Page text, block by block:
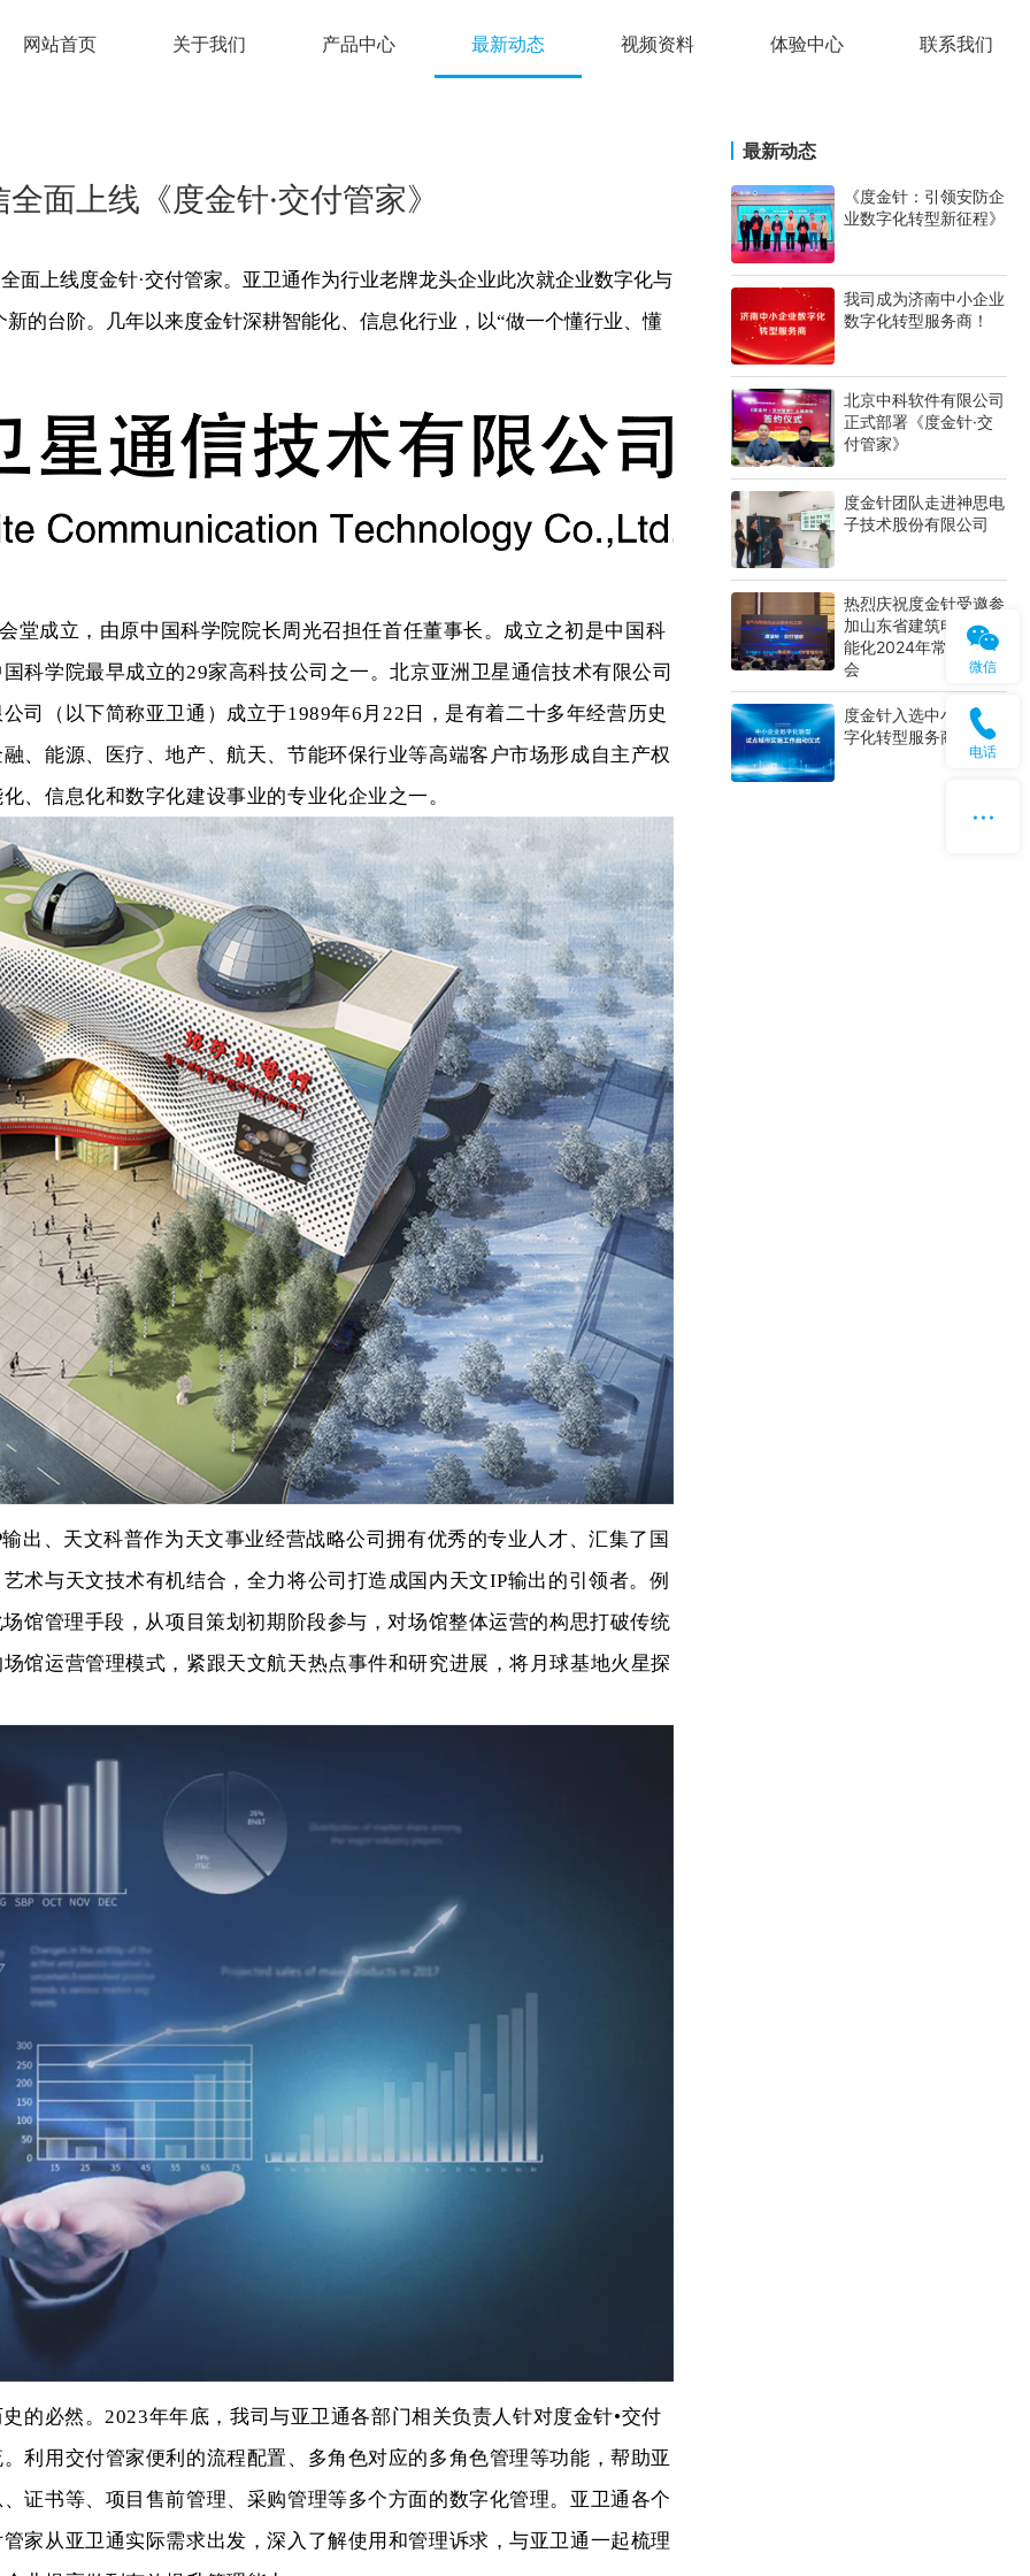
网站首页 关于我们 产品中心 最新动态 视频资料 体验中心 联系我们
最新动态
《度金针：引领安防企
业数字化转型新征程》
我司成为济南中小企业
数字化转型服务商！
北京中科软件有限公司
正式部署《度金针·交
付管家》
度金针团队走进神思电
子技术股份有限公司
热烈庆祝度金针受邀参
加山东省建筑电气与智
能化2024年常务理事
会
度金针入选中小企业数
字化转型服务商
面上线《度金针·交付管家》
面上线度金针·交付管家。 亚卫通作为行业老牌龙头企业此次就企业数字化与
的台阶。
几年以来度金针深耕智能化、信息化行业，以“做一个懂行业、懂
堂成立，由原中国科学院院长周光召担任首任董事长。成立之初是中国科
科学院最早成立的29家高科技公司之一。北京亚洲卫星通信技术有限公司
司（以下简称亚卫通）成立于1989年6月22日，是有着二十多年经营历史
、能源、医疗、地产、航天、节能环保行业等高端客户市场形成自主产权
、信息化和数字化建设事业的专业化企业之一。
出、天文科普作为天文事业经营战略公司拥有优秀的专业人才、汇集了国
术与天文技术有机结合，全力将公司打造成国内天文IP输出的引领者。例
馆管理手段，从项目策划初期阶段参与，对场馆整体运营的构思打破传统
馆运营管理模式，紧跟天文航天热点事件和研究进展，将月球基地火星探
的必然。2023年年底，我司与亚卫通各部门相关负责人针对度金针•交付
利用 交付管家便利的流程配置、多角色对应的多角色管理等功能，帮助亚
证书等、项目售前管理、采购管理等多个方面的数字化管理。亚卫通各个
家 从亚卫通实际需求出发，深入了解使用和管理诉求，与亚卫通一起梳理
微信
电话